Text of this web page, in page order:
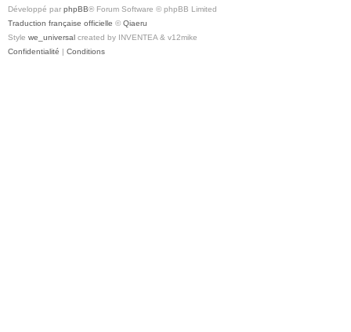
Développé par phpBB® Forum Software © phpBB Limited
Traduction française officielle © Qiaeru
Style we_universal created by INVENTEA & v12mike
Confidentialité | Conditions